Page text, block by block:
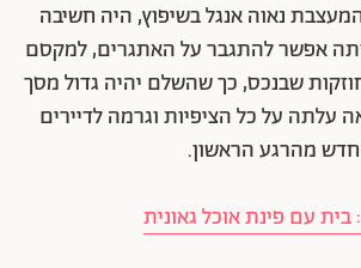
נאוה אנגל בשיפוץ, היה חשיבה
אפשר להתגבר על האתגרים, למקסם
שבנכס, כך שהשלם יהיה גדול מסך
עלתה על כל הציפיות וגרמה לדיירים
מהרגע הראשון.
עם פינת אוכל גאונית